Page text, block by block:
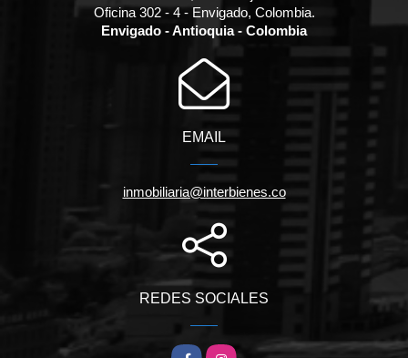
Oficina 302 - 4 - Envigado, Colombia.
Envigado - Antioquia - Colombia
EMAIL
inmobiliaria@interbienes.co
REDES SOCIALES